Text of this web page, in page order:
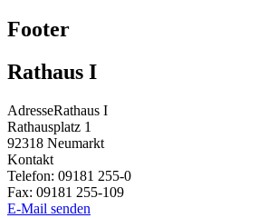
Footer
Rathaus I
AdresseRathaus I
Rathausplatz 1
92318 Neumarkt
Kontakt
Telefon: 09181 255-0
Fax: 09181 255-109
E-Mail senden